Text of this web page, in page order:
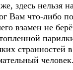
здесь нельзя
Вам что-либо
взамен не